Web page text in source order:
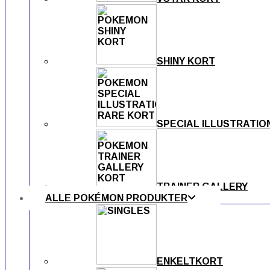
SHINY KORT
SPECIAL
TRAINER GALLERY
ALLE POKÉMON PRODUKTER
ENKELTKORT